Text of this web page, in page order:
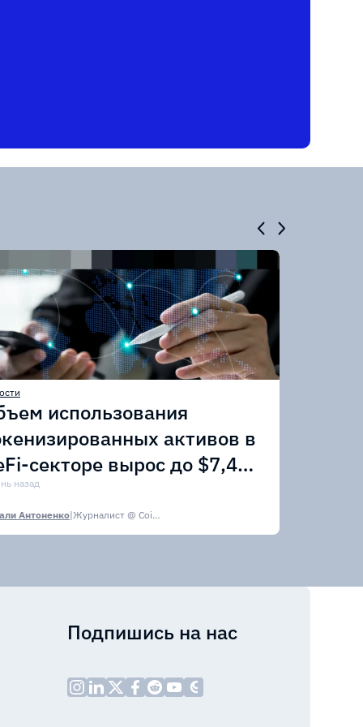
использования
активов в
секторе вырос до $7,4
назад
Антоненко| Журналист @ CoinsPaid Media
Подпишись на нас